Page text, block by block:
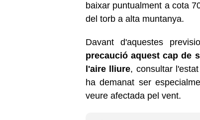
baixar puntualment a cota
del torb a alta muntanya.
Davant d'aquestes
precaució aquest cap de
l'aire lliure, consultar
ha demanat ser
veure afectada pel vent.